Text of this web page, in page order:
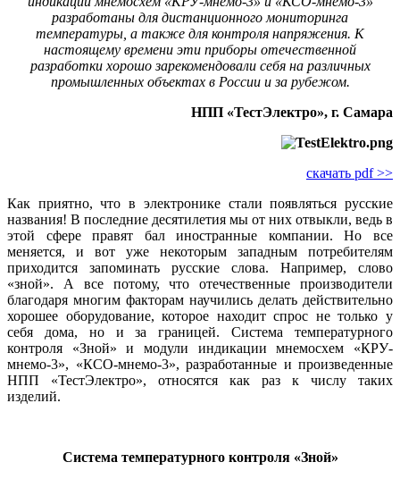
разработаны для дистанционного мониторинга
температуры, а также для контроля напряжения. К
настоящему времени эти приборы отечественной
разработки хорошо зарекомендовали себя на различных
промышленных объектах в России и за рубежом.
НПП «ТестЭлектро», г. Самара
скачать pdf >>
Как приятно, что в электронике стали появляться русские
названия! В последние десятилетия мы от них отвыкли, ведь в
этой сфере правят бал иностранные компании. Но все
меняется, и вот уже некоторым западным потребителям
приходится запоминать русские слова. Например, слово
«зной». А все потому, что отечественные производители
благодаря многим факторам научились делать действительно
хорошее оборудование, которое находит спрос не только у
себя дома, но и за границей. Система температурного
контроля «Зной» и модули индикации мнемосхем «КРУ-
мнемо‑3», «КСО-мнемо‑3», разработанные и произведенные
НПП «ТестЭлектро», относятся как раз к числу таких
изделий.
Система температурного контроля «Зной»